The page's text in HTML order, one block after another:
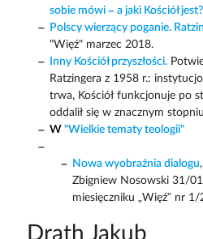
sobie mówi – a jaki Kościół jest?
Polscy wierzący poganie.
"Więź" marzec 2018.
Inny Kościół przyszłości.
Ratzingera z 1958 r.:
trwa, Kościół funkcjonuje po
oddalił się w znacznym
W "Wielkie tematy teologii"
Nowa wyobraźnia dialogu
Zbigniew Nosowski 31/
miesięczniku „Więź” nr 1/
Drath Jakub